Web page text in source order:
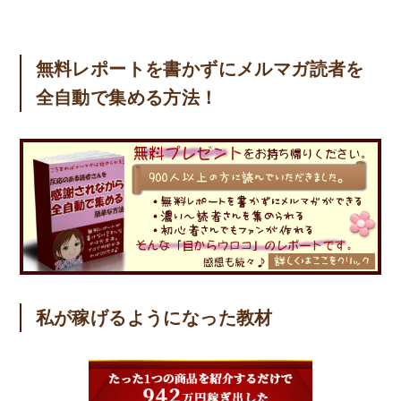
無料レポートを書かずにメルマガ読者を
全自動で集める方法！
私が稼げるようになった教材